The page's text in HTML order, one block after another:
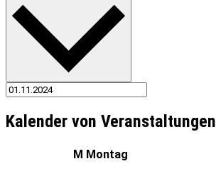
Kalender von Veranstaltungen
M Montag